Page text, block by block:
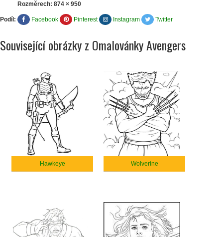
Rozměrech: 874 × 950
Podíl: Facebook Pinterest Instagram Twitter
Související obrázky z Omalovánky Avengers
Hawkeye Wolverine